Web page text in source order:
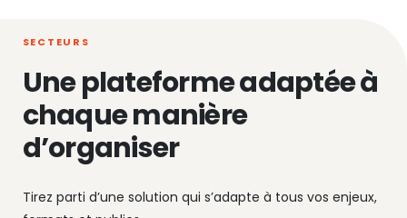
SECTEURS
Une plateforme adaptée à
chaque manière
d’organiser
Tirez parti d’une solution qui s’adapte à tous vos enjeux,